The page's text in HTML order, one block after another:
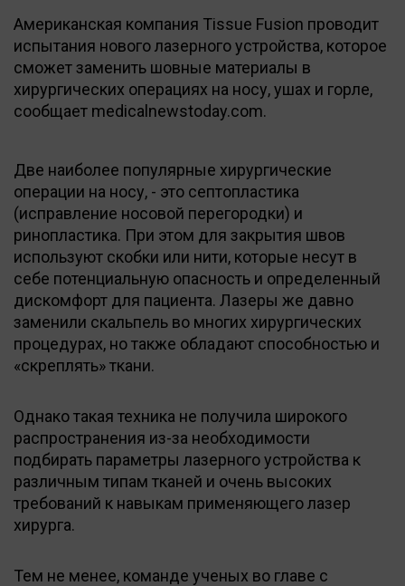
Американская компания Tissue Fusion проводит
испытания нового лазерного устройства, которое
сможет заменить шовные материалы в
хирургических операциях на носу, ушах и горле,
сообщает medicalnewstoday.com.
Две наиболее популярные хирургические
операции на носу, - это септопластика
(исправление носовой перегородки) и
ринопластика. При этом для закрытия швов
используют скобки или нити, которые несут в
себе потенциальную опасность и определенный
дискомфорт для пациента. Лазеры же давно
заменили скальпель во многих хирургических
процедурах, но также обладают способностью и
«скреплять» ткани.
Однако такая техника не получила широкого
распространения из-за необходимости
подбирать параметры лазерного устройства к
различным типам тканей и очень высоких
требований к навыкам применяющего лазер
хирурга.
Тем не менее, команде ученых во главе с